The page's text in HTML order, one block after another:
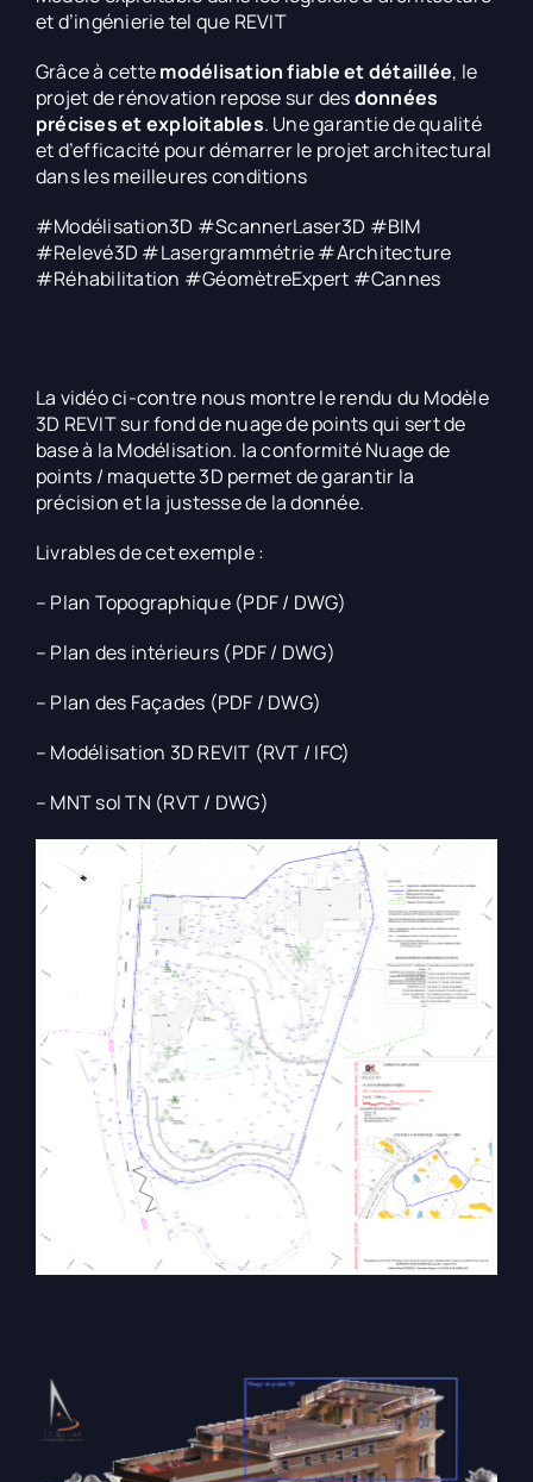
et d’ingénierie tel que REVIT
Grâce à cettemodélisation fiable et détaillée, le
projet de rénovation repose sur desdonnées
précises et exploitables. Une garantie de qualité
et d’efficacité pour démarrer le projet architectural
dans les meilleures conditions
#Modélisation3D #ScannerLaser3D #BIM
#Relevé3D #Lasergrammétrie #Architecture
#Réhabilitation #GéomètreExpert #Cannes
La vidéo ci-contre nous montre le rendu du Modèle
3D REVIT sur fond de nuage de points qui sert de
base à la Modélisation. la conformité Nuage de
points / maquette 3D permet de garantir la
précision et la justesse de la donnée.
Livrables de cet exemple :
– Plan Topographique (PDF / DWG)
– Plan des intérieurs (PDF / DWG)
– Plan des Façades (PDF / DWG)
– Modélisation 3D REVIT (RVT / IFC)
– MNT sol TN (RVT / DWG)